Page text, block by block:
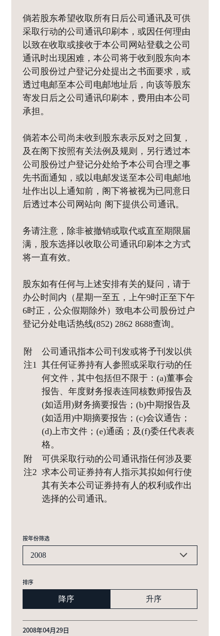
倘若股东希望收取所有日后公司通讯及可供
采取行动的公司通讯印刷本，或因任何理由
以致在收取或接收于本公司网站登载之公司
通讯时出现困难，本公司将于收到股东向本
公司股份过户登记分处提出之书面要求，或
透过电邮至本公司电邮地址后，向该等股东
寄发日后之公司通讯印刷本，费用由本公司
承担。
倘若本公司尚未收到股东表示反对之回复，
及在阁下按照有关法例及规则，另行透过本
公司股份过户登记分处给予本公司合理之事
先书面通知，或以电邮发送至本公司电邮地
址作出以上通知前，阁下将被视为已同意日
后透过本公司网站向 阁下提供公司通讯。
务请注意，除非被撤销或取代或直至期限届
满，股东选择以收取公司通讯印刷本之方式
将一直有效。
股东如有任何与上述安排有关的疑问，请于
办公时间内（星期一至五，上午9时正至下午
6时正，公众假期除外）致电本公司股份过户
登记分处电话热线(852) 2862 8688查询。
附
注1
公司通讯指本公司刊发或将予刊发以供
其任何证券持有人参照或采取行动的任
何文件，其中包括但不限于：(a)董事会
报告、年度财务报表连同核数师报告及
(如适用)财务摘要报告；(b)中期报告及
(如适用)中期摘要报告；(c)会议通告；
(d)上市文件；(e)通函；及(f)委任代表表
格。
附
注2
可供采取行动的公司通讯指任何涉及要
求本公司证券持有人指示其拟如何行使
其有关本公司证券持有人的权利或作出
选择的公司通讯。
按年份筛选
2008
排序
降序 升序
2008年04月29日